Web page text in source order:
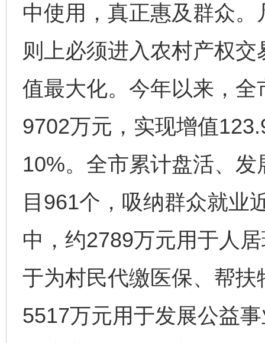
中使用，真正惠及群众
则上必须进入农村产权
值最大化。今年以来，
9702万元，实现增值
10%。全市累计盘活、
目961个，吸纳群众就业
中，约2789万元用于人
于为村民代缴医保、帮
5517万元用于发展公益